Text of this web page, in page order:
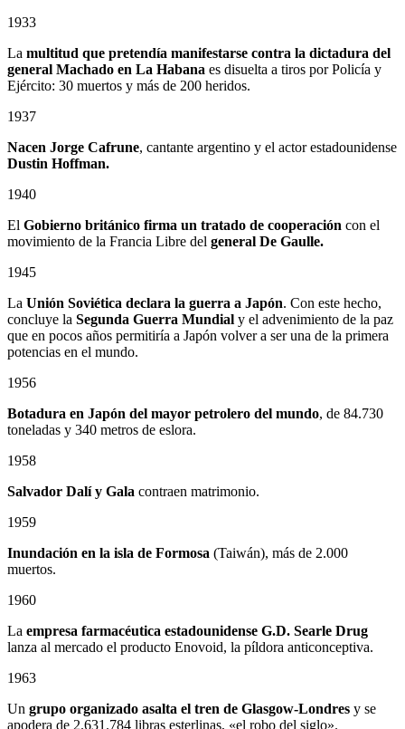
1933
La multitud que pretendía manifestarse contra la dictadura del
general Machado en La Habana es disuelta a tiros por Policía y
Ejército: 30 muertos y más de 200 heridos.
1937
Nacen Jorge Cafrune, cantante argentino y el actor estadounidense
Dustin Hoffman.
1940
El Gobierno británico firma un tratado de cooperación con el
movimiento de la Francia Libre del general De Gaulle.
1945
La Unión Soviética declara la guerra a Japón. Con este hecho,
concluye la Segunda Guerra Mundial y el advenimiento de la paz
que en pocos años permitiría a Japón volver a ser una de la primera
potencias en el mundo.
1956
Botadura en Japón del mayor petrolero del mundo, de 84.730
toneladas y 340 metros de eslora.
1958
Salvador Dalí y Gala contraen matrimonio.
1959
Inundación en la isla de Formosa (Taiwán), más de 2.000
muertos.
1960
La empresa farmacéutica estadounidense G.D. Searle Drug
lanza al mercado el producto Enovoid, la píldora anticonceptiva.
1963
Un grupo organizado asalta el tren de Glasgow-Londres y se
apodera de 2.631.784 libras esterlinas, «el robo del siglo».